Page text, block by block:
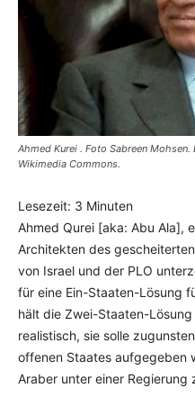
Ahmed Kurei . Foto Sabreen
Wikimedia Commons.
Lesezeit: 3 Minuten
Ahmed Qurei [aka: Abu Ala],
Architekten des
von Israel und der PLO
für eine Ein-Staaten-Lösung
hält die Zwei-Staaten-
realistisch, sie solle
offenen Staates aufgegeben
Araber unter einer Regierung